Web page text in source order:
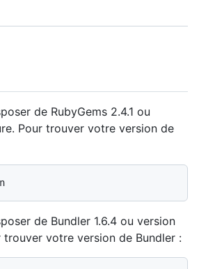
de RubyGems 2.4.1 ou
Pour trouver votre version de
de Bundler 1.6.4 ou version
trouver votre version de Bundler :